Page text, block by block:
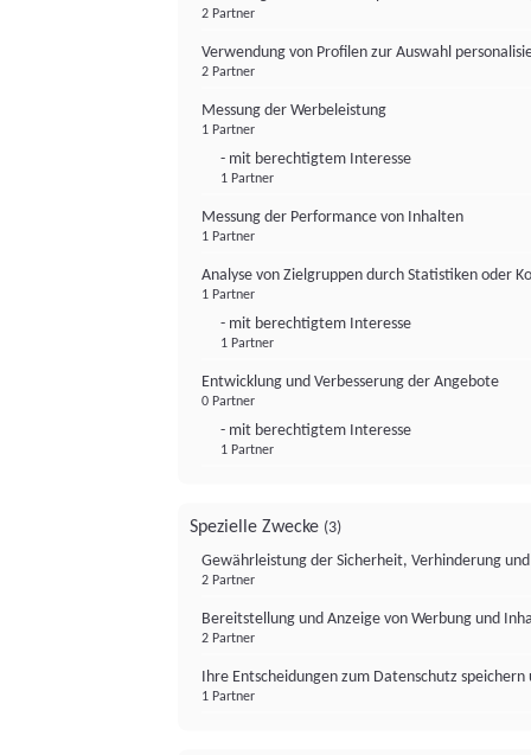
2 Partner
Verwendung von Profilen zur Auswahl
2 Partner
Messung der Werbeleistung
1 Partner
- mit berechtigtem Interesse
1 Partner
Messung der Performance von Inhalten
1 Partner
Analyse von Zielgruppen durch Statistiken oder
1 Partner
- mit berechtigtem Interesse
1 Partner
Entwicklung und Verbesserung der Angebote
0 Partner
- mit berechtigtem Interesse
1 Partner
Spezielle Zwecke (3)
Gewährleistung der Sicherheit, Verhinderung
2 Partner
Bereitstellung und Anzeige von Werbung und
2 Partner
Ihre Entscheidungen zum Datenschutz
1 Partner